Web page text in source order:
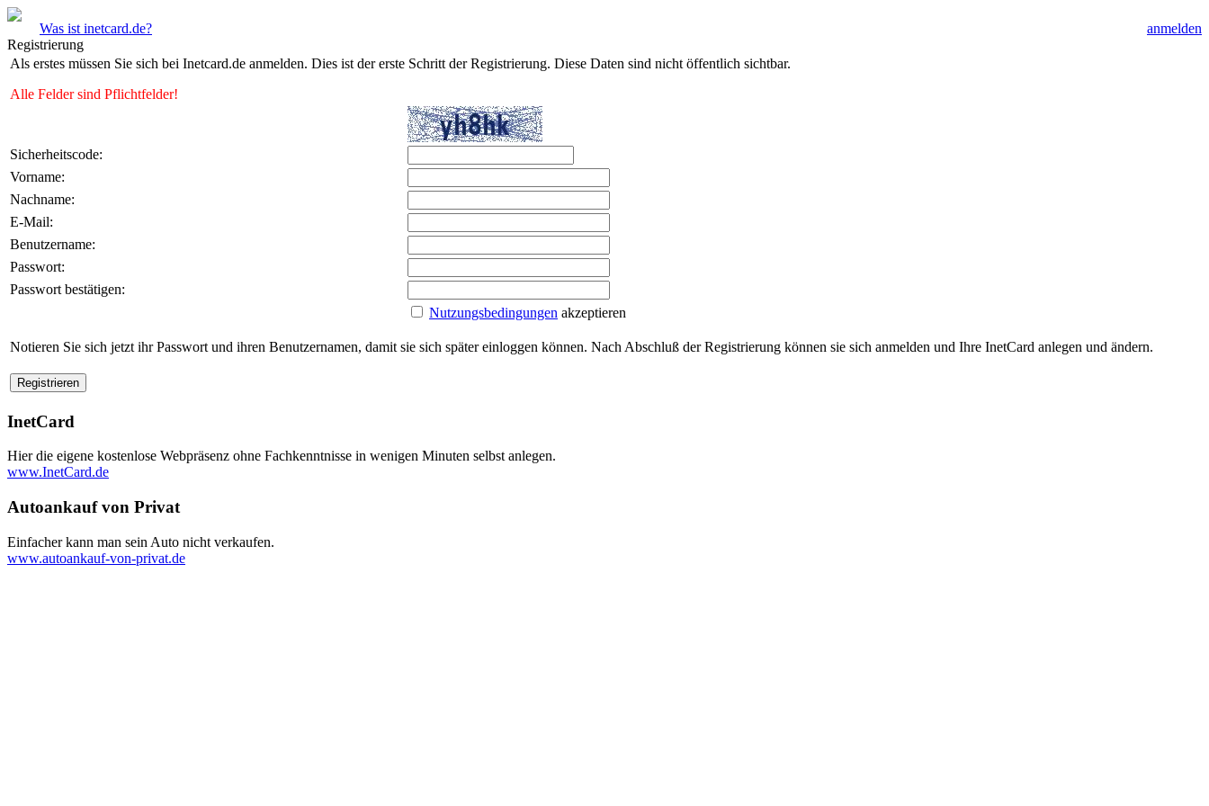
Was ist inetcard.de?
anmelden
Registrierung
Als erstes müssen Sie sich bei Inetcard.de anmelden. Dies ist der erste Schritt der Registrierung. Diese Daten sind nicht öffentlich sichtbar.
Alle Felder sind Pflichtfelder!
Sicherheitscode:
Vorname:
Nachname:
E-Mail:
Benutzername:
Passwort:
Passwort bestätigen:
Nutzungsbedingungen akzeptieren
Notieren Sie sich jetzt ihr Passwort und ihren Benutzernamen, damit sie sich später einloggen können. Nach Abschluß der Registrierung können sie sich anmelden und Ihre InetCard anlegen und ändern.
InetCard
Hier die eigene kostenlose Webpräsenz ohne Fachkenntnisse in wenigen Minuten selbst anlegen.
www.InetCard.de
Autoankauf von Privat
Einfacher kann man sein Auto nicht verkaufen.
www.autoankauf-von-privat.de